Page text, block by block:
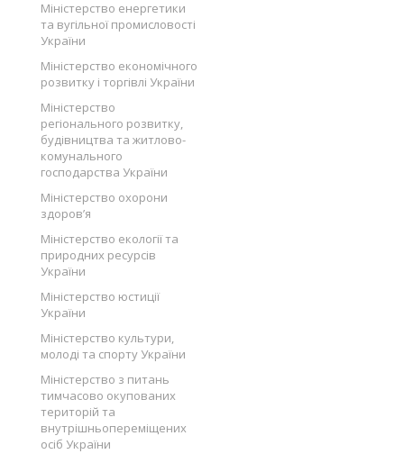
Міністерство енергетики
та вугільної промисловості
України
Міністерство економічного
розвитку і торгівлі України
Міністерство
регіонального розвитку,
будівництва та житлово-
комунального
господарства України
Міністерство охорони
здоров’я
Міністерство екології та
природних ресурсів
України
Міністерство юстиції
України
Міністерство культури,
молоді та спорту України
Міністерство з питань
тимчасово окупованих
територій та
внутрішньопереміщених
осіб України